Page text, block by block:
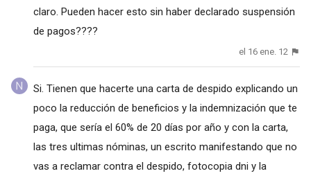
claro. Pueden hacer esto sin haber declarado suspensión
de pagos????
el 16 ene. 12
Si. Tienen que hacerte una carta de despido explicando un
poco la reducción de beneficios y la indemnización que te
paga, que sería el 60% de 20 días por año y con la carta,
las tres ultimas nóminas, un escrito manifestando que no
vas a reclamar contra el despido, fotocopia dni y la